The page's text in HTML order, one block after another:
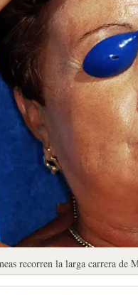
recorren la larga carrera de